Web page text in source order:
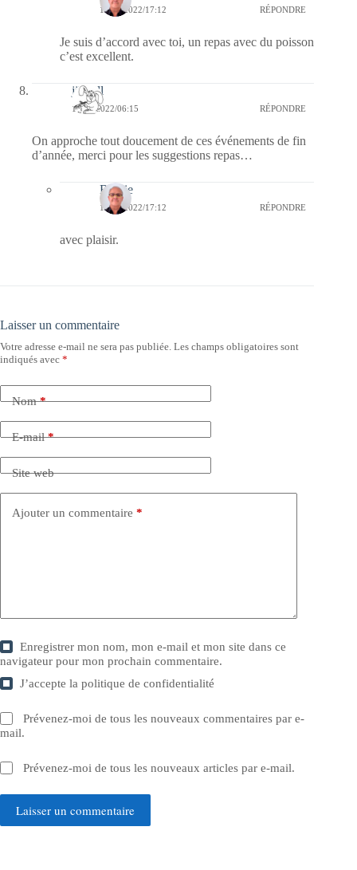
17/09/2022/17:12 RÉPONDRE
Je suis d’accord avec toi, un repas avec du poisson
c’est excellent.
jill bill
17/09/2022/06:15 RÉPONDRE
On approche tout doucement de ces événements de fin
d’année, merci pour les suggestions repas…
Bernie
17/09/2022/17:12 RÉPONDRE
avec plaisir.
Laisser un commentaire
Votre adresse e-mail ne sera pas publiée. Les champs obligatoires sont
indiqués avec *
Nom*
E-mail*
Site web
Ajouter un commentaire *
Enregistrer mon nom, mon e-mail et mon site dans ce
navigateur pour mon prochain commentaire.
J’accepte lapolitique de confidentialité
Prévenez-moi de tous les nouveaux commentaires par e-
mail.
Prévenez-moi de tous les nouveaux articles par e-mail.
Laisser un commentaire